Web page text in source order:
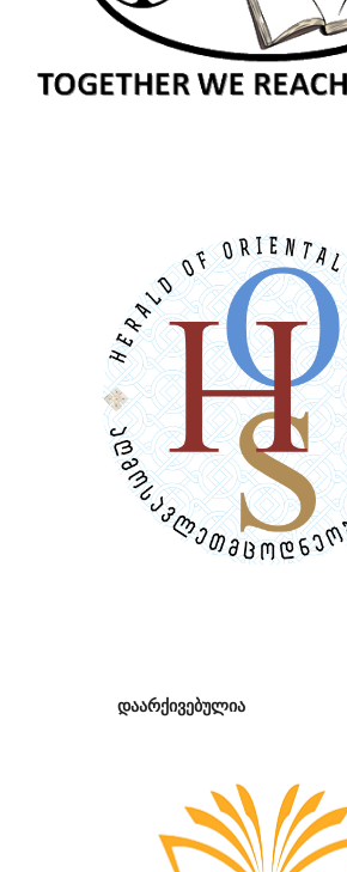
დაარქივებულია